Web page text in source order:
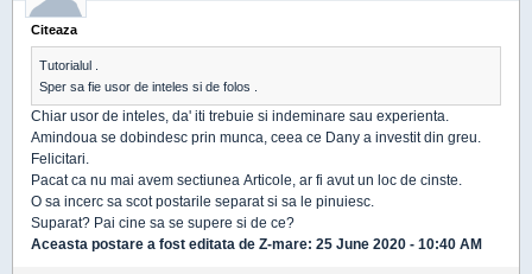
Citeaza
Tutorialul .
Sper sa fie usor de inteles si de folos .
Chiar usor de inteles, da' iti trebuie si indeminare sau experienta.
Amindoua se dobindesc prin munca, ceea ce Dany a investit din greu.
Felicitari.
Pacat ca nu mai avem sectiunea Articole, ar fi avut un loc de cinste.
O sa incerc sa scot postarile separat si sa le pinuiesc.
Suparat? Pai cine sa se supere si de ce?
Aceasta postare a fost editata de Z-mare: 25 June 2020 - 10:40 AM